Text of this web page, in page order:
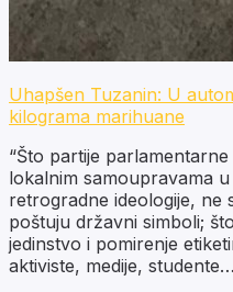
Uhapšen Tuzanin: U
kilograma marihuane
“Što partije
lokalnim samoupravama
retrogradne ideologije, ne
poštuju državni simboli;
jedinstvo i pomirenje
aktiviste, medije,